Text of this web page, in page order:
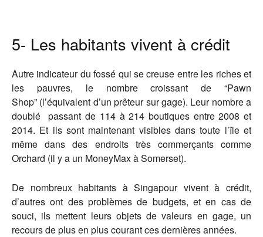
5- Les habitants vivent à crédit
Autre indicateur du fossé qui se creuse entre les riches et
les pauvres, le nombre croissant de “Pawn
Shop” (l’équivalent d’un prêteur sur gage). Leur nombre a
doublé passant de 114 à 214 boutiques entre 2008 et
2014. Et ils sont maintenant visibles dans toute l’île et
même dans des endroits très commerçants comme
Orchard (il y a un MoneyMax à Somerset).
De nombreux habitants à Singapour vivent à crédit,
d’autres ont des problèmes de budgets, et en cas de
souci, ils mettent leurs objets de valeurs en gage, un
recours de plus en plus courant ces dernières années.